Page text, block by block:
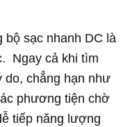
bộ sạc nhanh DC là
Ngay cả khi tìm
do, chẳng hạn như
phương tiện chờ
tiếp năng lượng